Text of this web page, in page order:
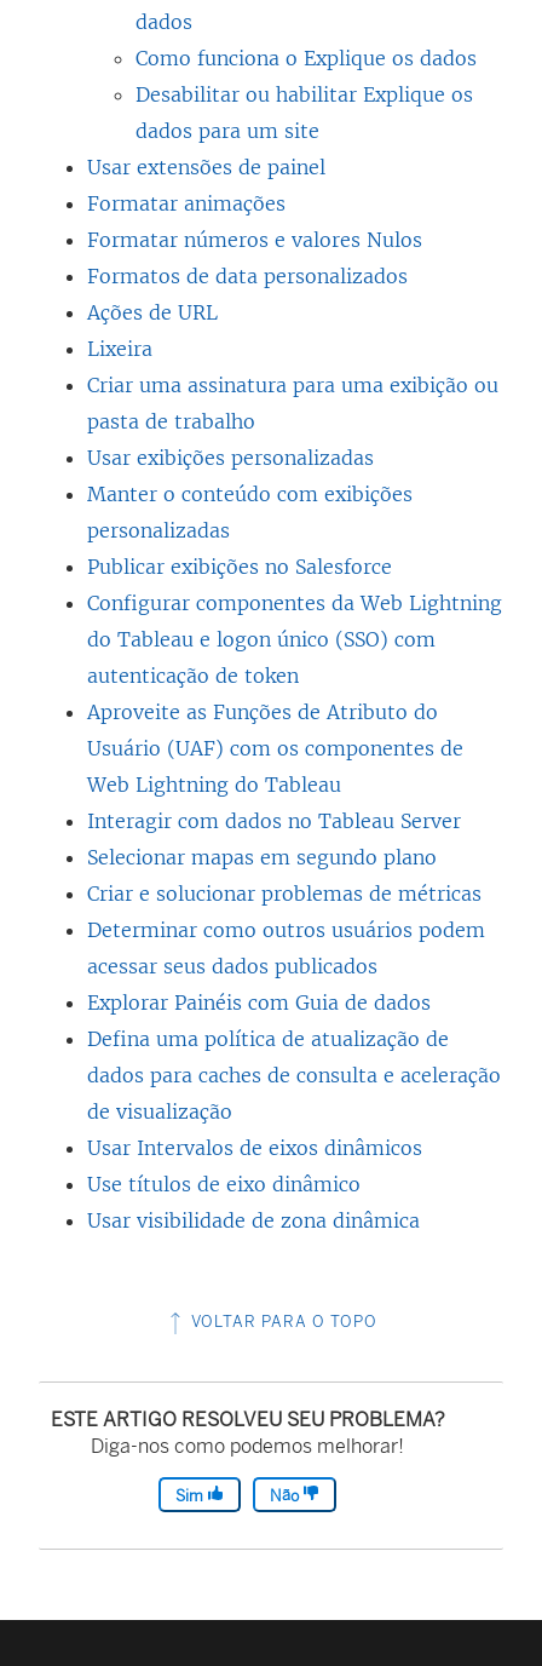
dados
Como funciona o Explique os dados
Desabilitar ou habilitar Explique os
dados para um site
Usar extensões de painel
Formatar animações
Formatar números e valores Nulos
Formatos de data personalizados
Ações de URL
Lixeira
Criar uma assinatura para uma exibição ou
pasta de trabalho
Usar exibições personalizadas
Manter o conteúdo com exibições
personalizadas
Publicar exibições no Salesforce
Configurar componentes da Web Lightning
do Tableau e logon único (SSO) com
autenticação de token
Aproveite as Funções de Atributo do
Usuário (UAF) com os componentes de
Web Lightning do Tableau
Interagir com dados no Tableau Server
Selecionar mapas em segundo plano
Criar e solucionar problemas de métricas
Determinar como outros usuários podem
acessar seus dados publicados
Explorar Painéis com Guia de dados
Defina uma política de atualização de
dados para caches de consulta e aceleração
de visualização
Usar Intervalos de eixos dinâmicos
Use títulos de eixo dinâmico
Usar visibilidade de zona dinâmica
VOLTAR PARA O TOPO
ESTE ARTIGO RESOLVEU SEU PROBLEMA?
Diga-nos como podemos melhorar!
Sim Não